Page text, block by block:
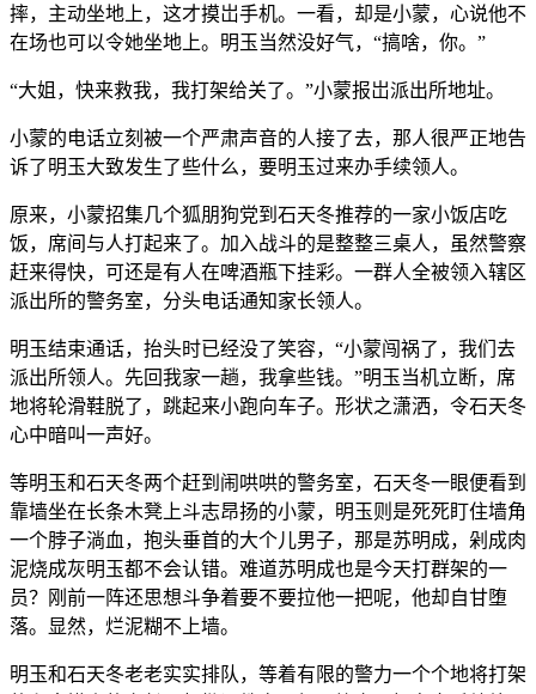
摔，主动坐地上，这才摸岀手机。一看，却是小蒙，心说他不
在场也可以令她坐地上。明玉当然没好气，“搞啥，你。”
“大姐，快来救我，我打架给关了。”小蒙报岀派出所地址。
小蒙的电话立刻被一个严肃声音的人接了去，那人很严正地告
诉了明玉大致发生了些什么，要明玉过来办手续领人。
原来，小蒙招集几个狐朋狗党到石天冬推荐的一家小饭店吃
饭，席间与人打起来了。加入战斗的是整整三桌人，虽然警察
赶来得快，可还是有人在啤酒瓶下挂彩。一群人全被领入辖区
派出所的警务室，分头电话通知家长领人。
明玉结束通话，抬头时已经没了笑容，“小蒙闯祸了，我们去
派出所领人。先回我家一趟，我拿些钱。”明玉当机立断，席
地将轮滑鞋脱了，跳起来小跑向车子。形状之潇洒，令石天冬
心中暗叫一声好。
等明玉和石天冬两个赶到闹哄哄的警务室，石天冬一眼便看到
靠墙坐在长条木凳上斗志昂扬的小蒙，明玉则是死死盯住墙角
一个脖子淌血，抱头垂首的大个儿男子，那是苏明成，剁成肉
泥烧成灰明玉都不会认错。难道苏明成也是今天打群架的一
员？刚前一阵还思想斗争着要不要拉他一把呢，他却自甘堕
落。显然，烂泥糊不上墙。
明玉和石天冬老老实实排队，等着有限的警力一个个地将打架